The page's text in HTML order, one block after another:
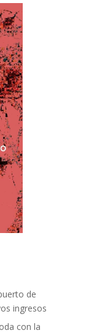
de
ingresos
con la